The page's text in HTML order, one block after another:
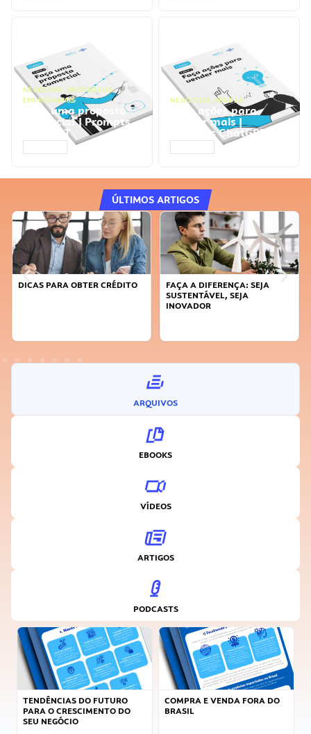
NEGÓCIOS, PROCESSOS
EMPRESARIAIS
Faça uma proposta
comercial | Prompts
ChatGPT
NEGÓCIOS, VENDAS
Faça ações para
vender mais |
Prompts ChatGPT
ÚLTIMOS ARTIGOS
OBTER CRÉDITO
FAÇA A DIFERENÇA: SEJA
SUSTENTÁVEL, SEJA
APRENDA A
ARQUIVOS
EBOOKS
VÍDEOS
ARTIGOS
PODCASTS
TENDÊNCIAS DO FUTURO
PARA O CRESCIMENTO DO
SEU NEGÓCIO
COMPRA E VENDA FORA DO
BRASIL